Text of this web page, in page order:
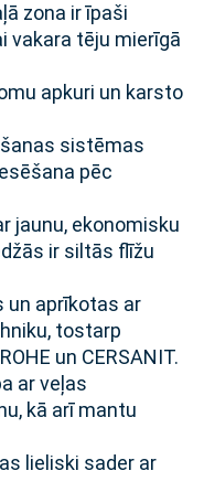
zona ir īpaši
vakara tēju mierīgā
apkuri un karsto
sistēmas
pēc
jaunu, ekonomisku
ir siltās flīžu
un aprīkotas ar
tostarp
un CERSANIT.
ar veļas
kā arī mantu
lieliski sader ar